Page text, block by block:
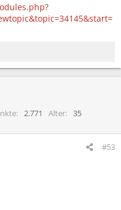
2.771 Alter
35
#53